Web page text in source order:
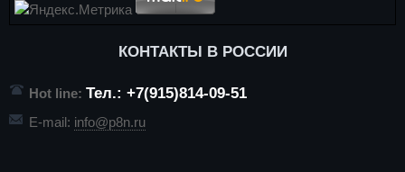
КОНТАКТЫ В РОССИИ
Hot line: Тел.: +7(915)814-09-51
E-mail: info@p8n.ru